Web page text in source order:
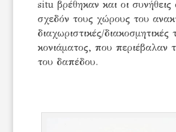
situ βρέθηκαν και οι συνήθεις
σχεδόν τους χώρους του
διαχωριστικές/διακοσμητικές
κονιάματος, που περιέβαλαν
του δαπέδου.